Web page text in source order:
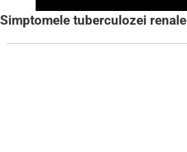
Simptomele tuberculozei renale